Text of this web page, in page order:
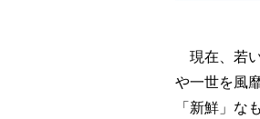
現在、若
や一世を風
「新鮮」な